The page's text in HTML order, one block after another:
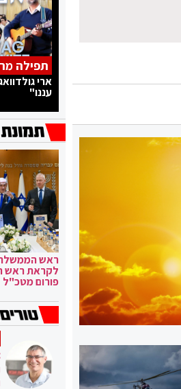
תפילה
ארי
עננו"
ראש הממשלה
לקראת ראש
פורום מטכ"ל